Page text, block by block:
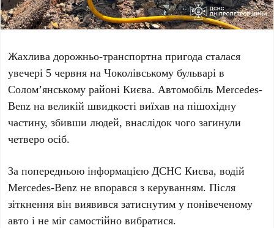
Жахлива дорожньо-транспортна пригода сталася
увечері 5 червня наЧоколівському бульварі в
Солом’янському районі Києва. АвтомобільMercedes-
Benz на великій швидкості виїхав на пішохідну
частину, збивши людей, внаслідок чого загинули
четверо осіб.
За попередньою інформацією ДСНС Києва, водій
Mercedes-Benz не впорався з керуванням. Після
зіткнення він виявився затиснутим у понівеченому
авто і не міг самостійно вибратися.